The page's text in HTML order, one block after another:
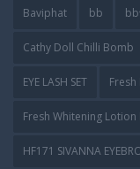
Baviphat bb
Cathy Doll Chilli Bomb
EYE LASH SET Fresh
Fresh Whitening Lotion
HF171 SIVANNA